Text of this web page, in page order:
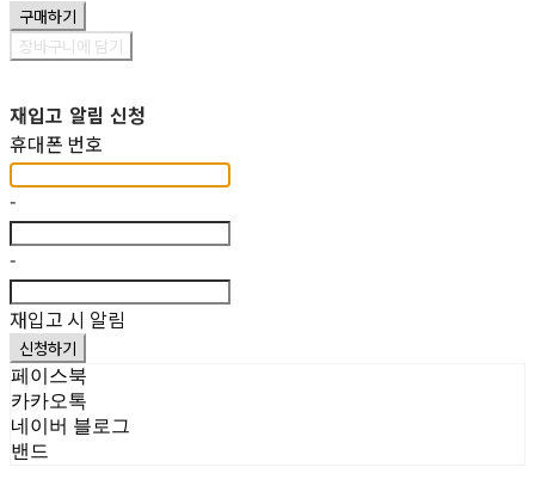
구매하기
장바구니에 담기
재입고 알림 신청
휴대폰 번호
-
-
재입고 시 알림
신청하기
페이스북
카카오톡
네이버 블로그
밴드